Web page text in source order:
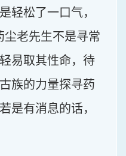
轻松了一口气，
尘老先生不是寻常
易取其性命，待
族的力量探寻药
是有消息的话，